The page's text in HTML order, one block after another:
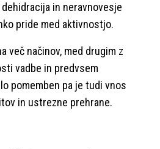
in neravnovesje
pride med aktivnostjo.
več načinov, med drugim z
vadbe in predvsem
pomemben pa je tudi vnos
in ustrezne prehrane.